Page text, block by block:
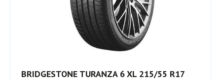
BRIDGESTONE TURANZA 6 XL 215/55 R17